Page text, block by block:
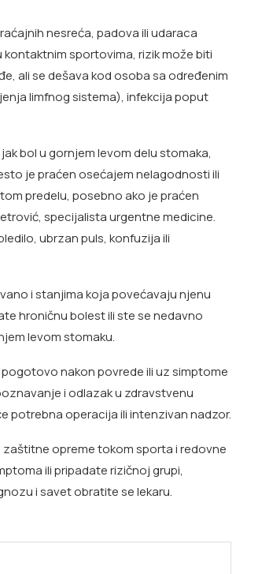
nesreća, padova ili udaraca
sportovima, rizik može biti
ali se dešava kod osoba sa određenim
limfnog sistema), infekcija poput
bol u gornjem levom delu stomaka,
je praćen osećajem nelagodnosti ili
predelu, posebno ako je praćen
specijalista urgentne medicine.
ubrzan puls, konfuzija ili
i stanjima koja povećavaju njenu
hroničnu bolest ili ste se nedavno
levom stomaku.
nakon povrede ili uz simptome
i odlazak u zdravstvenu
potrebna operacija ili intenzivan nadzor.
opreme tokom sporta i redovne
ili pripadate rizičnoj grupi,
i savet obratite se lekaru.